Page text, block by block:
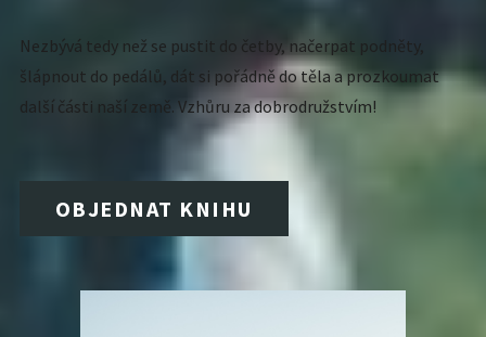
Nezbývá tedy než se pustit do četby, načerpat podněty,
šlápnout do pedálů, dát si pořádně do těla a prozkoumat
další části naší země. Vzhůru za dobrodružstvím!
OBJEDNAT KNIHU